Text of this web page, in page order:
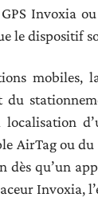
Invoxia
le dispositif
mobiles,
du
AirTag ou
dès qu’un
Invoxia,